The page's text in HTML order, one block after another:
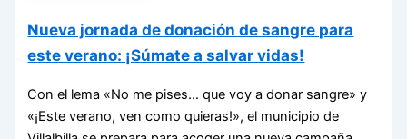
Nueva jornada de donación de sangre para
este verano: ¡Súmate a salvar vidas!
Con el lema «No me pises… que voy a donar sangre» y
«¡Este verano, ven como quieras!», el municipio de